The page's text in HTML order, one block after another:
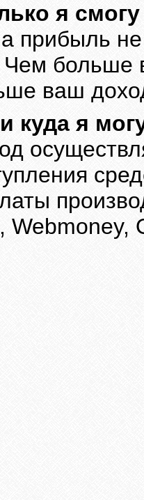
я
прибыль не
Чем больше
ваш
куда я
Webmoney,